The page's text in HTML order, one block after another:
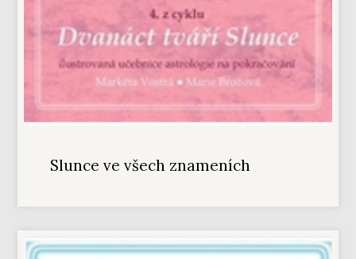
Slunce ve všech znameních